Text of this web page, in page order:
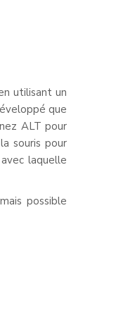
utilisant un
que
ALT pour
souris pour
laquelle
possible